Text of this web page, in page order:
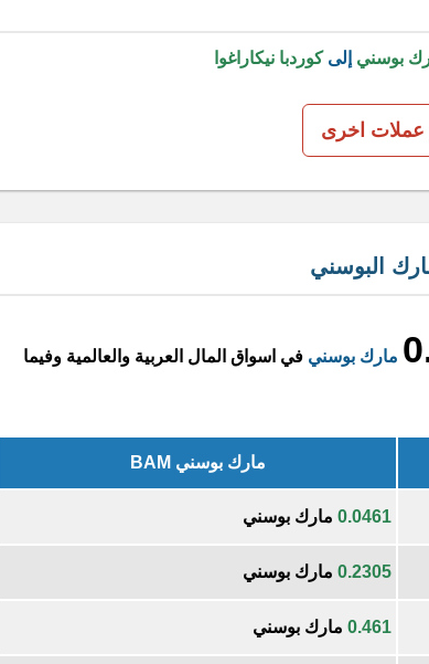
بوسني إلىكوردبا نيكاراغوا
عملات اخرى
البوسني
مارك بوسني في اسواق المال العربية والعالمية وفيما
مارك بوسني BAM
0.0461 مارك بوسني
0.2305 مارك بوسني
0.461 مارك بوسني